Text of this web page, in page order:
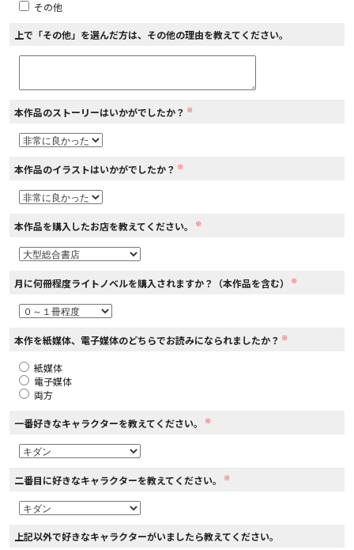
コミックパルフェ
閉じる
その他
上で「その他」を選んだ方は、その他の理由を教えてください。
本作品のストーリーはいかがでしたか？ ※
本作品のイラストはいかがでしたか？ ※
本作品を購入したお店を教えてください。 ※
月に何冊程度ライトノベルを購入されますか？（本作品を含む） ※
本作を紙媒体、電子媒体のどちらでお読みになられましたか？ ※
紙媒体
電子媒体
両方
一番好きなキャラクターを教えてください。 ※
二番目に好きなキャラクターを教えてください。 ※
上記以外で好きなキャラクターがいましたら教えてください。